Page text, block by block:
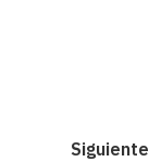
Siguiente